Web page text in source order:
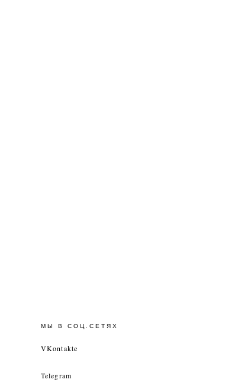
МЫ В СОЦ.СЕТЯХ
VKontakte
Telegram